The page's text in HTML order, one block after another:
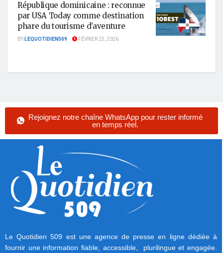
République dominicaine : reconnue
par USA Today comme destination
phare du tourisme d’aventure
BYLEQUOTIDIEN509 FÉVRIER 25, 2026
Rejoignez notre chaîne WhatsApp pour rester informé
en temps réel.
Le Quotidien 509 est une agence de presse en ligne dédiée à
fournir une information fiable, accessible, plurilingue et engagée.